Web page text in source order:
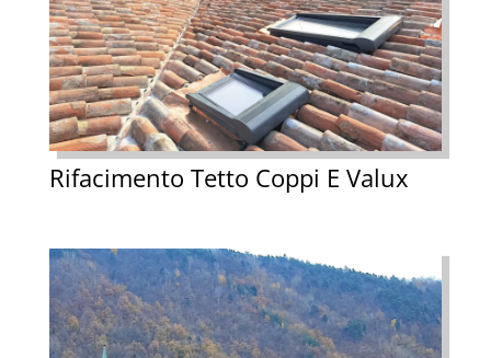
Rifacimento Tetto Coppi E Valux